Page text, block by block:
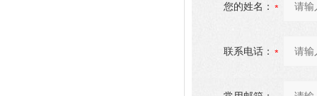
您的姓名：
联系电话：